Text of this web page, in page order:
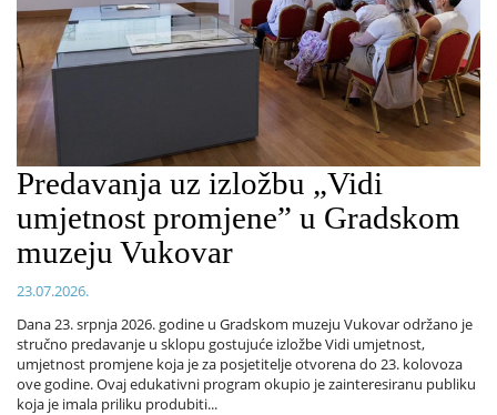
Predavanja uz izložbu „Vidi
umjetnost promjene” u Gradskom
muzeju Vukovar
23.07.2026.
Dana 23. srpnja 2026. godine u Gradskom muzeju Vukovar održano je
stručno predavanje u sklopu gostujuće izložbe Vidi umjetnost,
umjetnost promjene koja je za posjetitelje otvorena do 23. kolovoza
ove godine. Ovaj edukativni program okupio je zainteresiranu publiku
koja je imala priliku produbiti...